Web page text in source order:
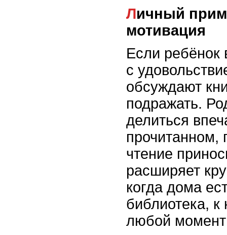
Личный пример – лучшая
мотивация
Если ребёнок
с
обсуждают
подражать.
делиться
прочитанном,
чтение
расширяет
когда дома
библиотека,
любой момент